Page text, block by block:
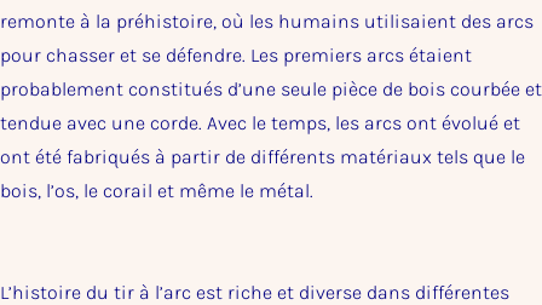
remonte à la préhistoire, où les humains utilisaient des arcs
pour chasser et se défendre. Les premiers arcs étaient
probablement constitués d’une seule pièce de bois courbée et
tendue avec une corde. Avec le temps, les arcs ont évolué et
ont été fabriqués à partir de différents matériaux tels que le
bois, l’os, le corail et même le métal.
L’histoire du tir à l’arc est riche et diverse dans différentes